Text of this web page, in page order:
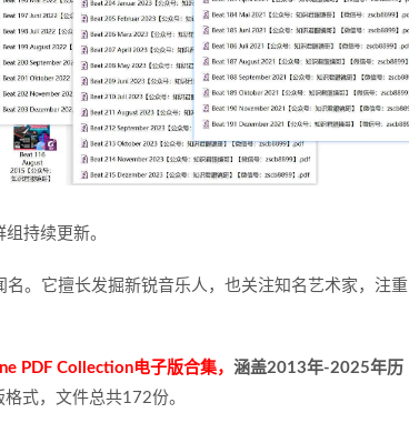
持续更新。
。它擅长发掘新锐音乐人，也关注知名艺术家，注重
PDF Collection电子版合集， 涵盖2013年-2025年历
式，文件总共172份。